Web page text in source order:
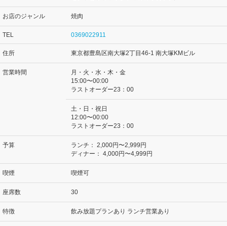
お店のジャンル 焼肉
TEL 0369022911
住所 東京都豊島区南大塚2丁目46-1 南大塚KMビル
営業時間
月・火・水・木・金
15:00〜00:00
ラストオーダー23：00
土・日・祝日
12:00〜00:00
ラストオーダー23：00
予算 ランチ： 2,000円〜2,999円
ディナー： 4,000円〜4,999円
喫煙 喫煙可
座席数 30
特徴 飲み放題プランあり ランチ営業あり